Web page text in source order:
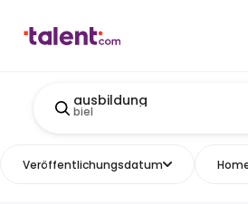
ausbildung
biel
Veröffentlichungsdatum